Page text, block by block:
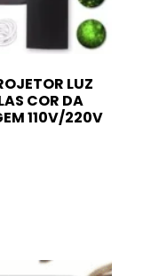
LUZ
COR DA
110V/220V